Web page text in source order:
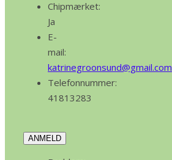
Chipmærket:
Ja
E-
mail:
katrinegroonsund@gmail.com
Telefonnummer:
41813283
ANMELD